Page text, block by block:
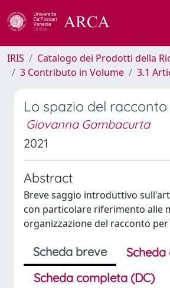
IRIS
Catalogo dei Prodotti della
3 Contributo in Volume
3.1
Lo spazio del racconto
Giovanna Gambacurta
2021
Abstract
Breve saggio introduttivo
con particolare riferimento alle
organizzazione del racconto
Scheda breve
Scheda completa (DC)